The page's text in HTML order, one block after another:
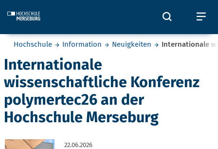
Öffnet
Sie befinden sich hier:
Hochschule Information Neuigkeiten Internationale
Internationale
wissenschaftliche Konferenz
polymertec26 an der
Hochschule Merseburg
22.06.2026